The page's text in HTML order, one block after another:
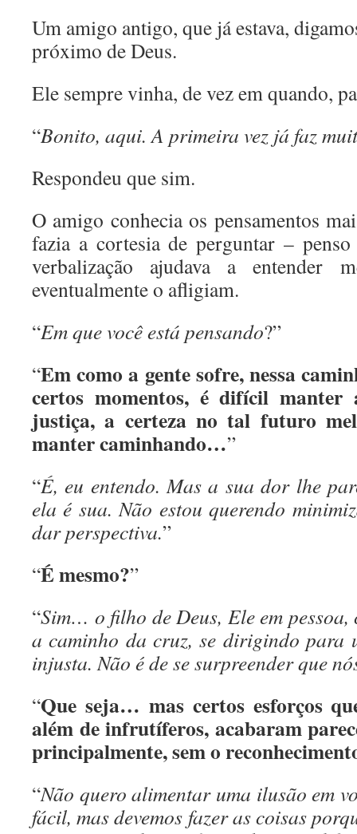
Um amigo antigo, que já estava,
próximo de Deus.
Ele sempre vinha, de vez em quando,
“Bonito, aqui. A primeira vez já faz
Respondeu que sim.
O amigo conhecia os pensamentos
fazia a cortesia de perguntar –
verbalização ajudava a entender
eventualmente o afligiam.
“Em que você está pensando?”
“Em como a gente sofre, nessa
certos momentos, é difícil
justiça, a certeza no tal futuro
manter caminhando…”
“É, eu entendo. Mas a sua dor lhe
ela é sua. Não estou querendo
dar perspectiva.”
“É mesmo?”
“Sim… o filho de Deus, Ele em pessoa,
a caminho da cruz, se dirigindo para
injusta. Não é de se surpreender que
“Que seja… mas certos esforços
além de infrutíferos, acabaram
principalmente, sem o
“Não quero alimentar uma ilusão em
fácil, mas devemos fazer as coisas